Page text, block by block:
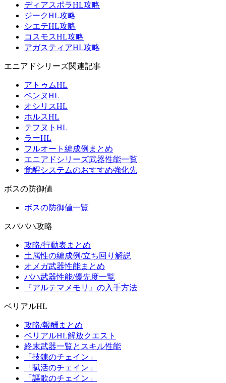
ディアスポラHL攻略
ジークHL攻略
シエテHL攻略
コスモスHL攻略
アガスティアHL攻略
エニアドシリーズ関連記事
アトゥムHL
ベンヌHL
オシリスHL
ホルスHL
テフヌトHL
ラーHL
フルオート編成例まとめ
エニアドシリーズ武器性能一覧
覚醒システムのおすすめ強化先
ボスの防御値
ボスの防御値一覧
スパバハ攻略
攻略/行動表まとめ
土属性の編成例/立ち回り解説
オメガ武器性能まとめ
バハ武器性能/優先度一覧
『アルテマメモリ』の入手方法
ベリアルHL
攻略/報酬まとめ
ベリアルHL解放クエスト
終末武器一覧とスキル性能
「技錬のチェイン」
「賦活のチェイン」
「謳歌のチェイン」